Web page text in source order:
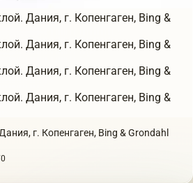
г. Копенгаген, Bing & Grondahl